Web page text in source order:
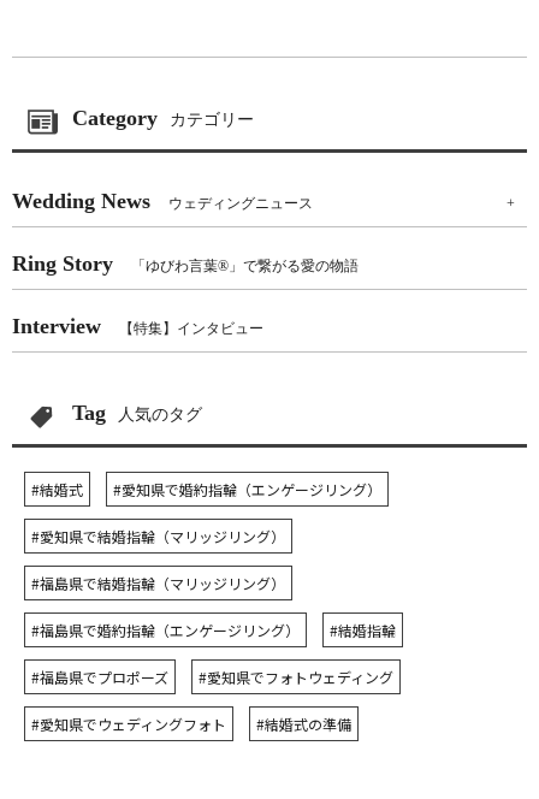
Category カテゴリー
Wedding News ウェディングニュース +
Ring Story 「ゆびわ言葉®」で繋がる愛の物語
Interview 【特集】インタビュー
Tag 人気のタグ
#結婚式 #愛知県で婚約指輪（エンゲージリング）
#愛知県で結婚指輪（マリッジリング）
#福島県で結婚指輪（マリッジリング）
#福島県で婚約指輪（エンゲージリング） #結婚指輪
#福島県でプロポーズ #愛知県でフォトウェディング
#愛知県でウェディングフォト #結婚式の準備